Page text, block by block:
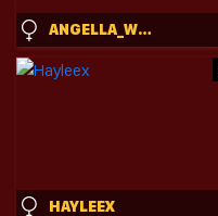
ANGELLA_WILD
HAYLEEX